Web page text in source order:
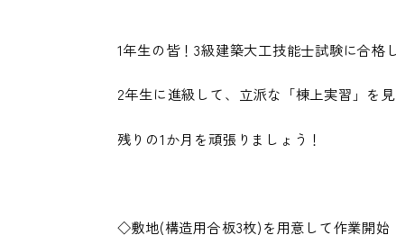
1年生の皆！3級建築大工技能士試験に合格し
2年生に進級して、立派な「棟上実習」を見
残りの1か月を頑張りましょう！
◇敷地(構造用合板3枚)を用意して作業開始